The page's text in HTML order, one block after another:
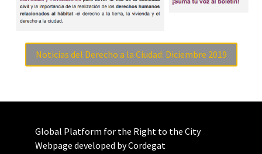
Noticias del Derecho a la Ciudad: Diciembre 2019
Global Platform for the Right to the City
Webpage developed by Cordegat